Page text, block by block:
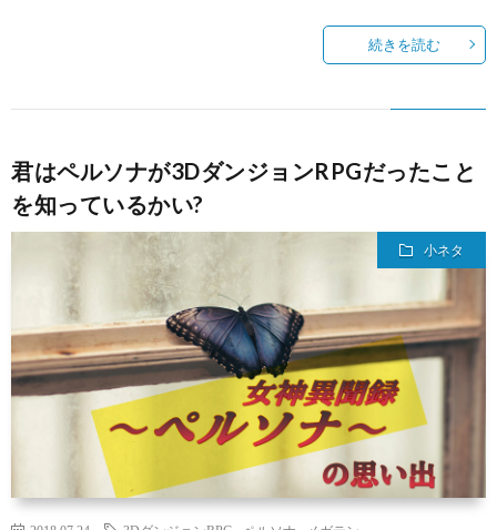
続きを読む
君はペルソナが3DダンジョンRPGだったこと
を知っているかい?
小ネタ